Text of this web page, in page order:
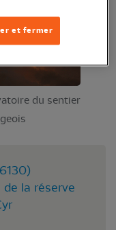
du sentier
de la réserve
et fermer